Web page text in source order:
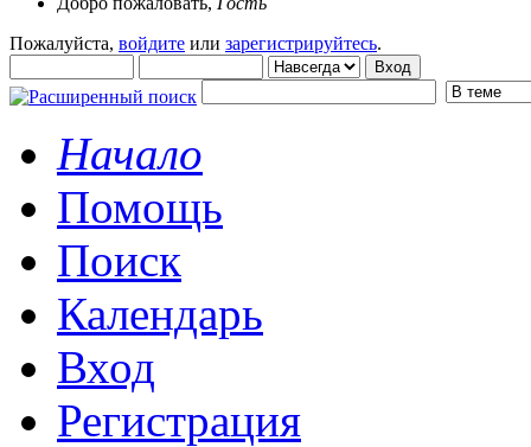
Пожалуйста, войдите или зарегистрируйтесь.
Начало
Помощь
Поиск
Календарь
Вход
Регистрация